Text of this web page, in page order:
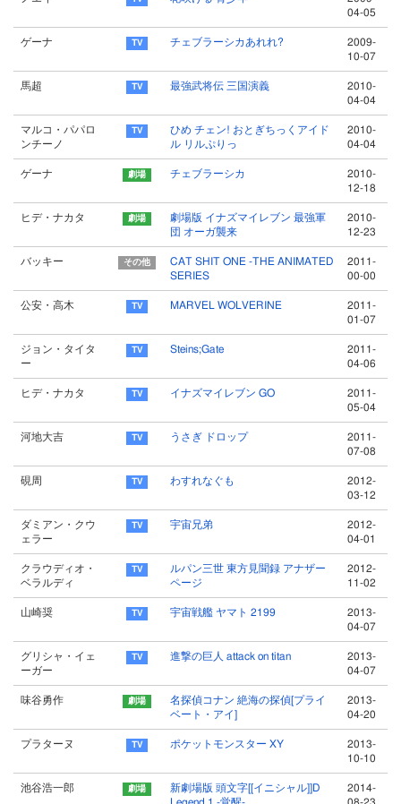
04-05
ゲーナ チェブラーシカあれれ?
2009-
10-07
馬超 最強武将伝 三国演義
2010-
04-04
マルコ・パパロ
ンチーノ
ひめ チェン! おとぎちっくアイド
ル リルぷりっ
2010-
04-04
ゲーナ チェブラーシカ
2010-
12-18
ヒデ・ナカタ
劇場版 イナズマイレブン 最強軍
団 オーガ襲来
2010-
12-23
バッキー
CAT SHIT ONE -THE ANIMATED
SERIES
2011-
00-00
公安・高木 MARVEL WOLVERINE
2011-
01-07
ジョン・タイタ
ー
Steins;Gate
2011-
04-06
ヒデ・ナカタ イナズマイレブン GO
2011-
05-04
河地大吉 うさぎ ドロップ
2011-
07-08
硯周 わすれなぐも
2012-
03-12
ダミアン・クウ
ェラー
宇宙兄弟
2012-
04-01
クラウディオ・
ベラルディ
ルパン三世 東方見聞録 アナザー
ページ
2012-
11-02
山崎奨 宇宙戦艦 ヤマト 2199
2013-
04-07
グリシャ・イェ
ーガー
進撃の巨人 attack on titan
2013-
04-07
味谷勇作
名探偵コナン 絶海の探偵[プライ
ベート・アイ]
2013-
04-20
プラターヌ ポケットモンスター XY
2013-
10-10
池谷浩一郎
新劇場版 頭文字[[イニシャル]]D
2014-